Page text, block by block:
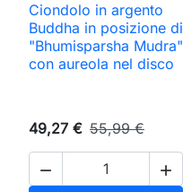
Ciondolo in argento
Buddha in posizione di
"Bhumisparsha Mudra"
con aureola nel disco
49,27 € 55,99 €
 